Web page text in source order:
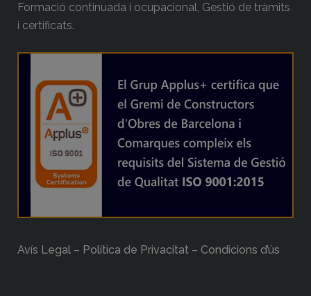
Formació continuada i ocupacional, Gestió de tràmits
i certificats.
Avís Legal – Política de Privacitat – Condicions d’ús